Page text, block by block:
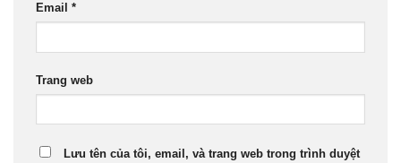
Email *
Trang web
Lưu tên của tôi, email, và trang web trong trình duyệt